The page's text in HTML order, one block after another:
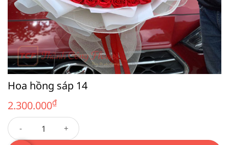
Hoa hồng sáp 14
2.300.000₫
Hoa hồng sáp 14 số lượng